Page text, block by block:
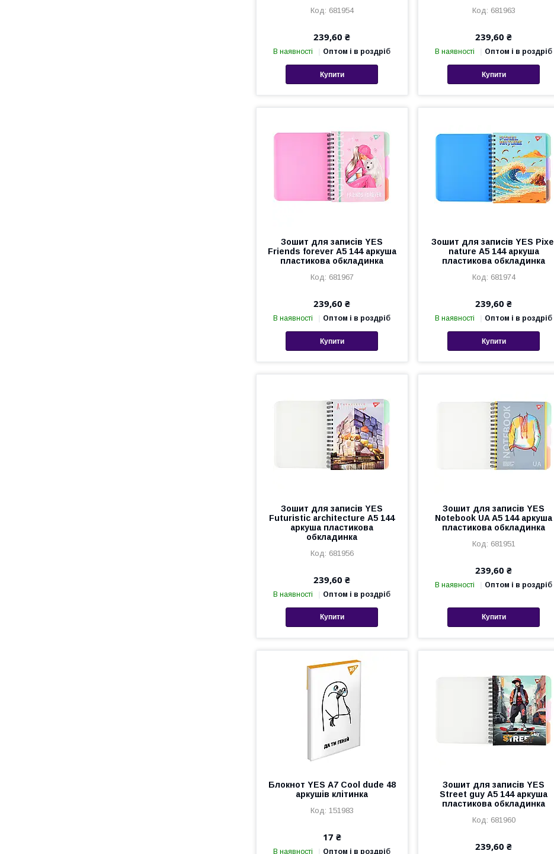
681954
239,60 ₴
В наявності Оптом і в роздріб
Купити
681963
239,60 ₴
В наявності Оптом і в роздріб
Купити
Зошит для записів YES
Friends forever А5 144 аркуша
пластикова обкладинка
681967
239,60 ₴
В наявності Оптом і в роздріб
Купити
Зошит для записів YES Pixel
nature А5 144 аркуша
пластикова обкладинка
681974
239,60 ₴
В наявності Оптом і в роздріб
Купити
Зошит для записів YES
Futuristic architecture А5 144
аркуша пластикова
обкладинка
681956
239,60 ₴
В наявності Оптом і в роздріб
Купити
Зошит для записів YES
Notebook UA А5 144 аркуша
пластикова обкладинка
681951
239,60 ₴
В наявності Оптом і в роздріб
Купити
Блокнот YES А7 Cool dude 48
аркушів клітинка
151983
17 ₴
В наявності Оптом і в роздріб
Зошит для записів YES
Street guy А5 144 аркуша
пластикова обкладинка
681960
239,60 ₴